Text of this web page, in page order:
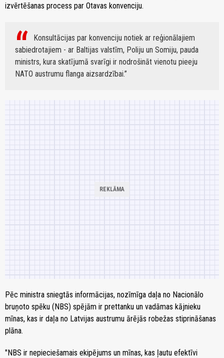
izvērtēšanas process par Otavas konvenciju.
Konsultācijas par konvenciju notiek ar reģionālajiem
sabiedrotajiem - ar Baltijas valstīm, Poliju un Somiju, pauda
ministrs, kura skatījumā svarīgi ir nodrošināt vienotu pieeju
NATO austrumu flanga aizsardzībai.
Pēc ministra sniegtās informācijas, nozīmīga daļa no Nacionālo
bruņoto spēku (NBS) spējām ir prettanku un vadāmas kājnieku
mīnas, kas ir daļa no Latvijas austrumu ārējās robežas stiprināšanas
plāna.
"NBS ir nepieciešamais ekipējums un mīnas, kas ļautu efektīvi